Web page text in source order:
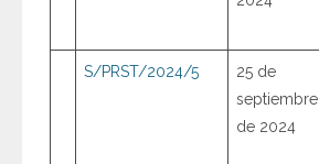
S/PRST/2024/5
25 de
septiembre
de 2024